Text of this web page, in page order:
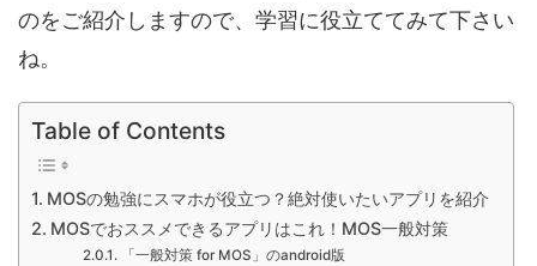
のをご紹介しますので、学習に役立ててみて下さい
ね。
Table of Contents
MOSの勉強にスマホが役立つ？絶対使いたいアプリを紹介
MOSでおススメできるアプリはこれ！MOS一般対策
「一般対策 for MOS」のandroid版